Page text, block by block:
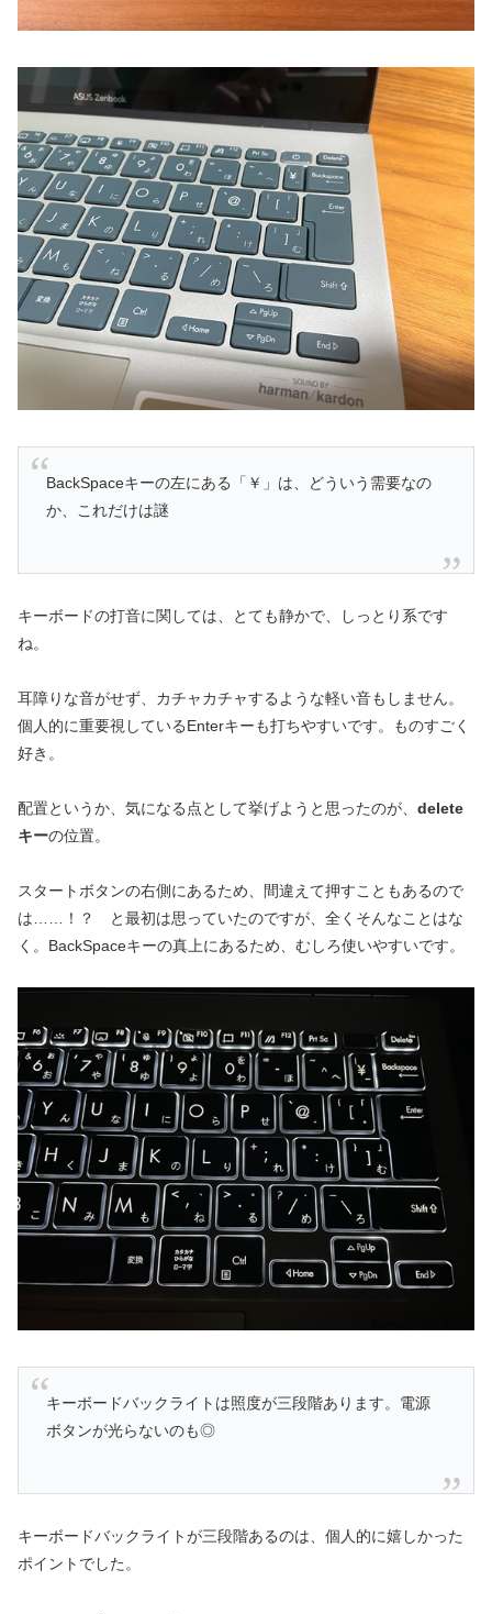
BackSpaceキーの左にある「￥」は、どういう需要なの
か、これだけは謎
キーボードの打音に関しては、とても静かで、しっとり系です
ね。
耳障りな音がせず、カチャカチャするような軽い音もしません。
個人的に重要視しているEnterキーも打ちやすいです。ものすごく
好き。
配置というか、気になる点として挙げようと思ったのが、 delete
キーの位置。
スタートボタンの右側にあるため、間違えて押すこともあるので
は……！？ と最初は思っていたのですが、全くそんなことはな
く。BackSpaceキーの真上にあるため、むしろ使いやすいです。
キーボードバックライトは照度が三段階あります。電源
ボタンが光らないのも◎
キーボードバックライトが三段階あるのは、個人的に嬉しかった
ポイントでした。